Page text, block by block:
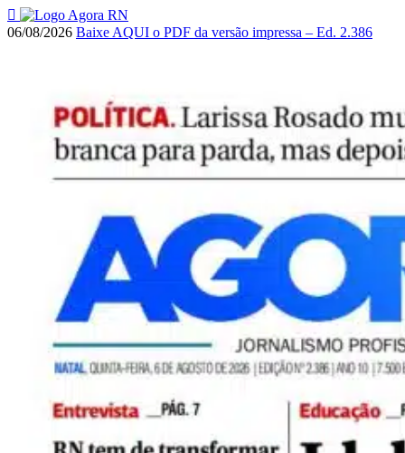
06/08/2026 Baixe AQUI o PDF da versão impressa – Ed. 2.386